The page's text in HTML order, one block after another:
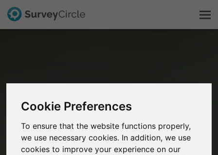
Cookie Preferences
To ensure that the website functions properly,
we use necessary cookies. In addition, we use
cookies to improve your experience on our
FAQ